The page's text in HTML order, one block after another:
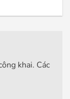
khai. Các